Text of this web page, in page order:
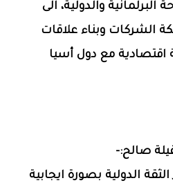
البرلمانية والدولية، الى
الشركات وبناء علاقات
اقتصادية مع دول أسيا
صالح:-
الدولية بصورة ايجابية